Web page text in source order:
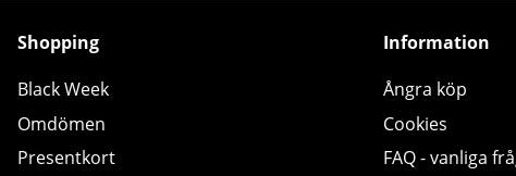
Shopping
Black Week
Omdömen
Presentkort
Information
Ångra köp
Cookies
FAQ - vanliga